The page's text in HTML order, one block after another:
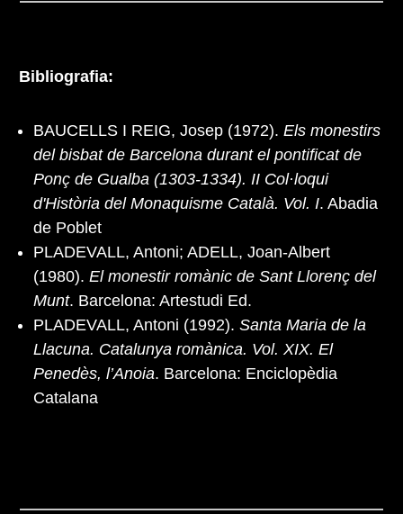
Bibliografia:
BAUCELLS I REIG, Josep (1972). Els monestirs
del bisbat de Barcelona durant el pontificat de
Ponç de Gualba (1303-1334). II Col·loqui
d'Història del Monaquisme Català. Vol. I. Abadia
de Poblet
PLADEVALL, Antoni; ADELL, Joan-Albert
(1980). El monestir romànic de Sant Llorenç del
Munt. Barcelona: Artestudi Ed.
PLADEVALL, Antoni (1992). Santa Maria de la
Llacuna. Catalunya romànica. Vol. XIX. El
Penedès, l’Anoia. Barcelona: Enciclopèdia
Catalana